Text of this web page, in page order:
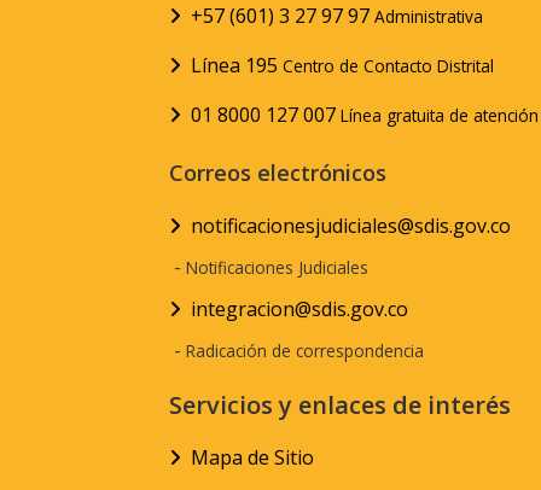
+57 (601) 3 27 97 97 Administrativa
Línea 195 Centro de Contacto Distrital
01 8000 127 007 Línea gratuita de
Correos electrónicos
notificacionesjudiciales@sdis.gov.co
- Notificaciones Judiciales
integracion@sdis.gov.co
- Radicación de correspondencia
Servicios y enlaces de interés
Mapa de Sitio